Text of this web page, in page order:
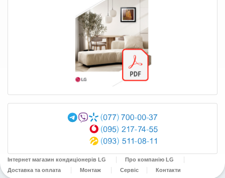
Інтернет магазин кондиціонерів LG
Про компанію LG
Доставка та оплата
Монтаж Сервіс Контакти